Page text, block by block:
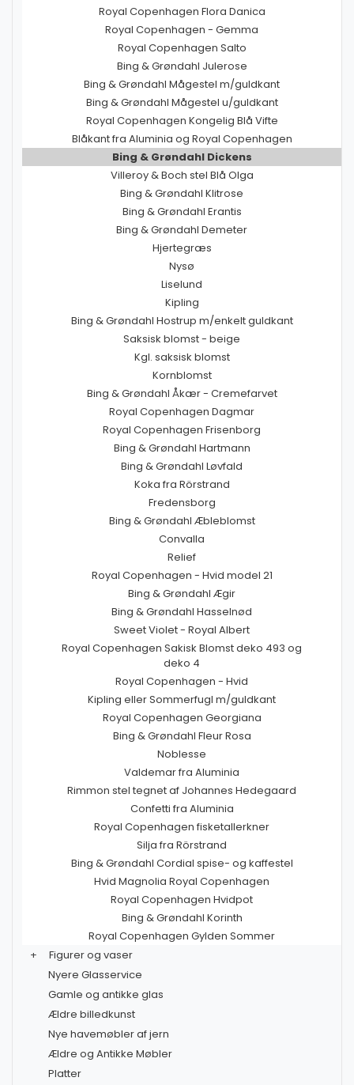
Royal Copenhagen Flora Danica
Royal Copenhagen - Gemma
Royal Copenhagen Salto
Bing & Grøndahl Julerose
Bing & Grøndahl Mågestel m/guldkant
Bing & Grøndahl Mågestel u/guldkant
Royal Copenhagen Kongelig Blå Vifte
Blåkant fra Aluminia og Royal Copenhagen
Bing & Grøndahl Dickens
Villeroy & Boch stel Blå Olga
Bing & Grøndahl Klitrose
Bing & Grøndahl Erantis
Bing & Grøndahl Demeter
Hjertegræs
Nysø
Liselund
Kipling
Bing & Grøndahl Hostrup m/enkelt guldkant
Saksisk blomst - beige
Kgl. saksisk blomst
Kornblomst
Bing & Grøndahl Åkær - Cremefarvet
Royal Copenhagen Dagmar
Royal Copenhagen Frisenborg
Bing & Grøndahl Hartmann
Bing & Grøndahl Løvfald
Koka fra Rörstrand
Fredensborg
Bing & Grøndahl Æbleblomst
Convalla
Relief
Royal Copenhagen - Hvid model 21
Bing & Grøndahl Ægir
Bing & Grøndahl Hasselnød
Sweet Violet - Royal Albert
Royal Copenhagen Sakisk Blomst deko 493 og
deko 4
Royal Copenhagen - Hvid
Kipling eller Sommerfugl m/guldkant
Royal Copenhagen Georgiana
Bing & Grøndahl Fleur Rosa
Noblesse
Valdemar fra Aluminia
Rimmon stel tegnet af Johannes Hedegaard
Confetti fra Aluminia
Royal Copenhagen fisketallerkner
Silja fra Rörstrand
Bing & Grøndahl Cordial spise- og kaffestel
Hvid Magnolia Royal Copenhagen
Royal Copenhagen Hvidpot
Bing & Grøndahl Korinth
Royal Copenhagen Gylden Sommer
+
Figurer og vaser
Nyere Glasservice
Gamle og antikke glas
Ældre billedkunst
Nye havemøbler af jern
Ældre og Antikke Møbler
Platter